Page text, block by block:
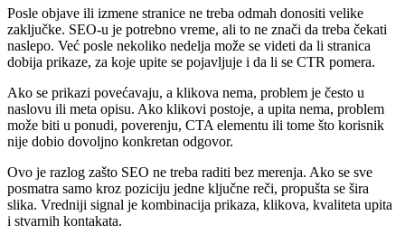
Posle objave ili izmene stranice ne treba odmah donositi velike
zaključke. SEO-u je potrebno vreme, ali to ne znači da treba čekati
naslepo. Već posle nekoliko nedelja može se videti da li stranica
dobija prikaze, za koje upite se pojavljuje i da li se CTR pomera.
Ako se prikazi povećavaju, a klikova nema, problem je često u
naslovu ili meta opisu. Ako klikovi postoje, a upita nema, problem
može biti u ponudi, poverenju, CTA elementu ili tome što korisnik
nije dobio dovoljno konkretan odgovor.
Ovo je razlog zašto SEO ne treba raditi bez merenja. Ako se sve
posmatra samo kroz poziciju jedne ključne reči, propušta se šira
slika. Vredniji signal je kombinacija prikaza, klikova, kvaliteta upita
i stvarnih kontakata.